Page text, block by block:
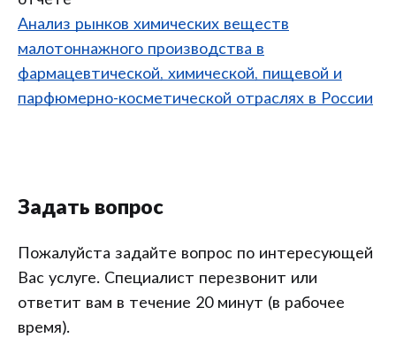
Анализ рынков химических веществ
малотоннажного производства в
фармацевтической, химической, пищевой и
парфюмерно-косметической отраслях в России
Задать вопрос
Пожалуйста задайте вопрос по интересующей
Вас услуге. Специалист перезвонит или
ответит вам в течение 20 минут (в рабочее
время).